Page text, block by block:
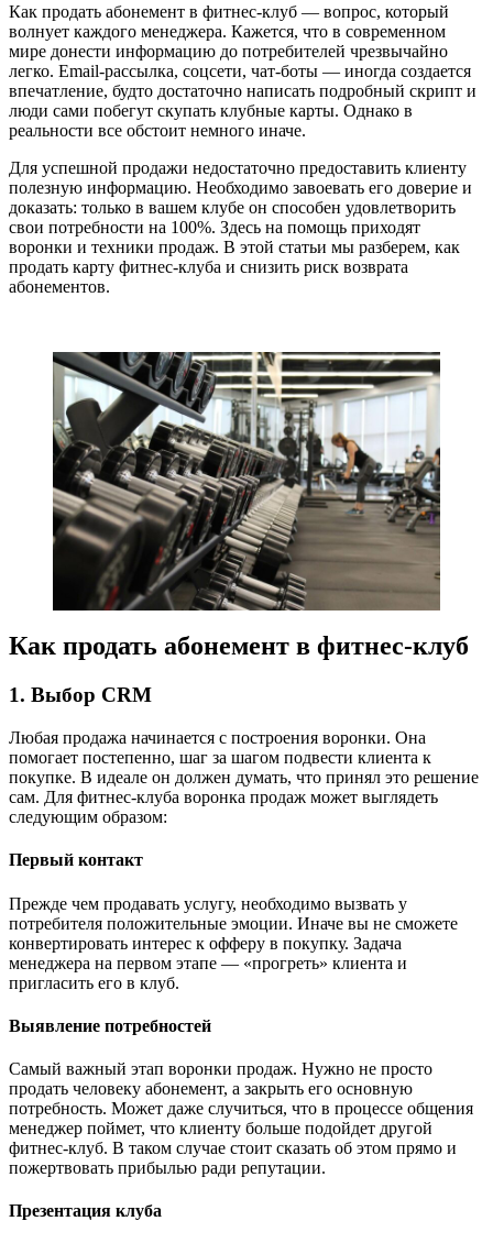
Как продать абонемент в фитнес-клуб — вопрос, который
волнует каждого менеджера. Кажется, что в современном
мире донести информацию до потребителей чрезвычайно
легко. Email-рассылка, соцсети, чат-боты — иногда создается
впечатление, будто достаточно написать подробный скрипт и
люди сами побегут скупать клубные карты. Однако в
реальности все обстоит немного иначе.
Для успешной продажи недостаточно предоставить клиенту
полезную информацию. Необходимо завоевать его доверие и
доказать: только в вашем клубе он способен удовлетворить
свои потребности на 100%. Здесь на помощь приходят
воронки и техники продаж. В этой статьи мы разберем, как
продать карту фитнес-клуба и снизить риск возврата
абонементов.
Как продать абонемент в фитнес-клуб
1. Выбор CRM
Любая продажа начинается с построения воронки. Она
помогает постепенно, шаг за шагом подвести клиента к
покупке. В идеале он должен думать, что принял это решение
сам. Для фитнес-клуба воронка продаж может выглядеть
следующим образом:
Первый контакт
Прежде чем продавать услугу, необходимо вызвать у
потребителя положительные эмоции. Иначе вы не сможете
конвертировать интерес к офферу в покупку. Задача
менеджера на первом этапе — «прогреть» клиента и
пригласить его в клуб.
Выявление потребностей
Самый важный этап воронки продаж. Нужно не просто
продать человеку абонемент, а закрыть его основную
потребность. Может даже случиться, что в процессе общения
менеджер поймет, что клиенту больше подойдет другой
фитнес-клуб. В таком случае стоит сказать об этом прямо и
пожертвовать прибылью ради репутации.
Презентация клуба